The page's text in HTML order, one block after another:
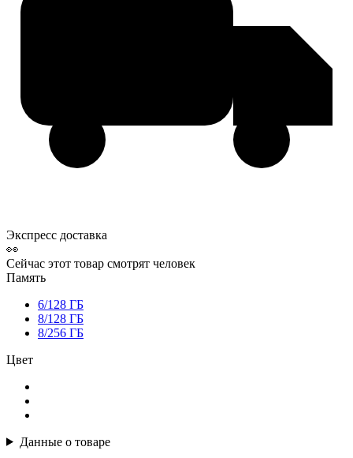
Экспресс доставка
👀
Сейчас этот товар смотрят человек
Память
6/128 ГБ
8/128 ГБ
8/256 ГБ
Цвет
Данные о товаре